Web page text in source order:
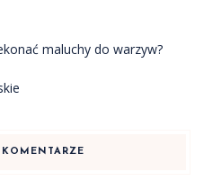
maluchy do warzyw?